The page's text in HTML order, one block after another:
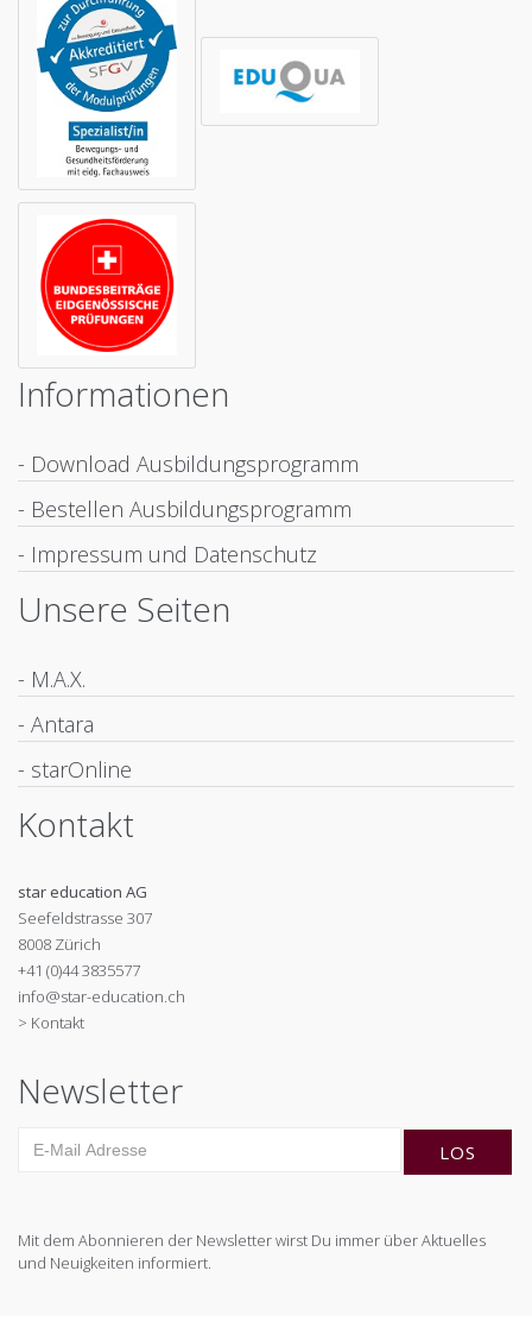
Informationen
- Download Ausbildungsprogramm
- Bestellen Ausbildungsprogramm
- Impressum und Datenschutz
Unsere Seiten
- M.A.X.
- Antara
- starOnline
Kontakt
star education AG
Seefeldstrasse 307
8008 Zürich
+41 (0)44 3835577
info@star-education.ch
> Kontakt
Newsletter
Mit dem Abonnieren der Newsletter wirst Du immer über Aktuelles
und Neuigkeiten informiert.